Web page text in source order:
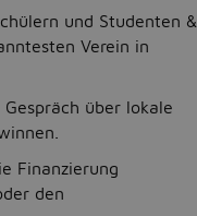
und Studenten &
Verein in
über lokale
Finanzierung
den